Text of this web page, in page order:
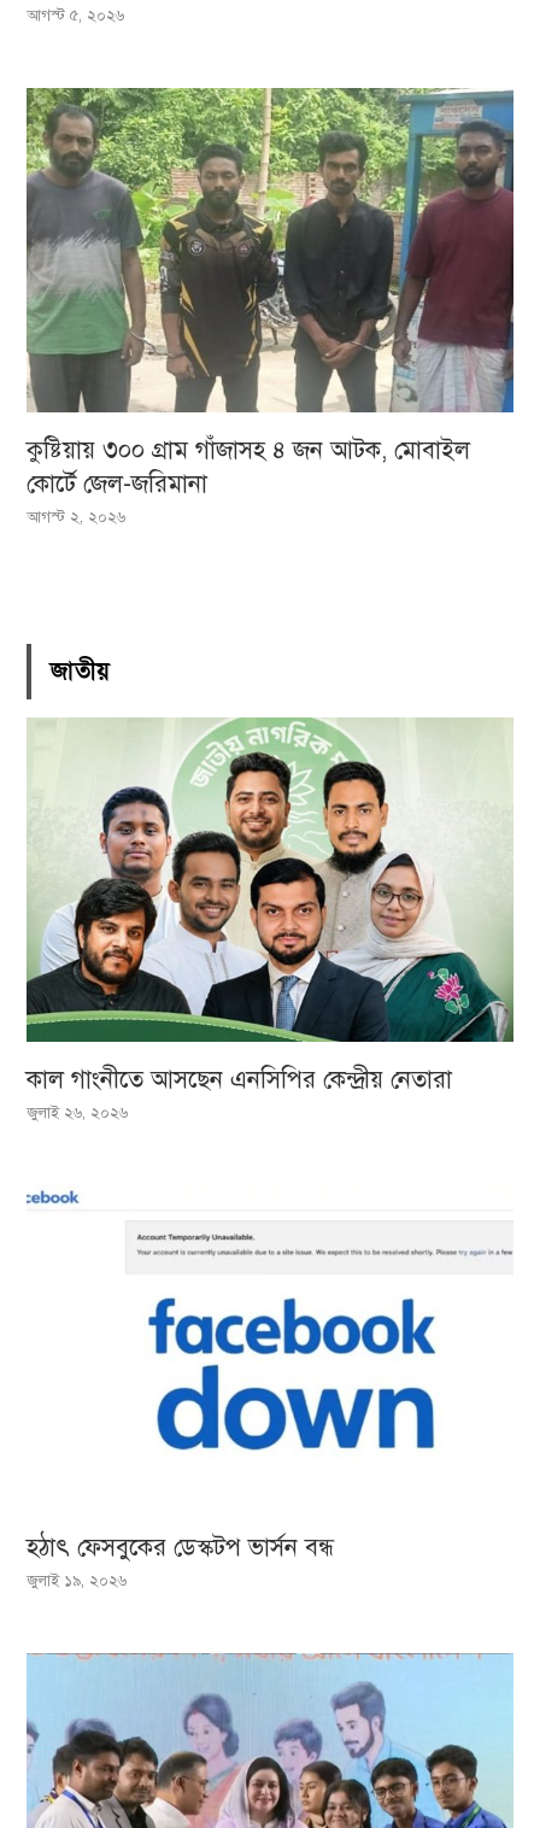
আগস্ট ৫, ২০২৬
কুষ্টিয়ায় ৩০০ গ্রাম গাঁজাসহ ৪ জন আটক, মোবাইল
কোর্টে জেল-জরিমানা
আগস্ট ২, ২০২৬
জাতীয়
কাল গাংনীতে আসছেন এনসিপির কেন্দ্রীয় নেতারা
জুলাই ২৬, ২০২৬
হঠাৎ ফেসবুকের ডেস্কটপ ভার্সন বন্ধ
জুলাই ১৯, ২০২৬